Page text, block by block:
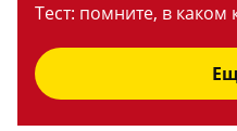
Тест: помните, в каком